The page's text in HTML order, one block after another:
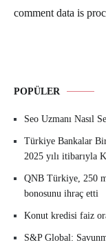
comment data is
POPÜLER
Seo Uzmanı Nasıl
Türkiye Bankalar
2025 yılı itibarıyla
QNB Türkiye, 250
bonosunu ihraç etti
Konut kredisi faiz
S&P Global: